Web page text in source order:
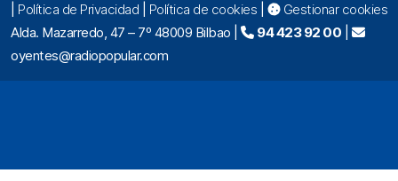
Política de Privacidad Política de cookies
Gestionar cookies
Alda. Mazarredo, 47 – 7º 48009 Bilbao |
94 423 92 00
oyentes@radiopopular.com